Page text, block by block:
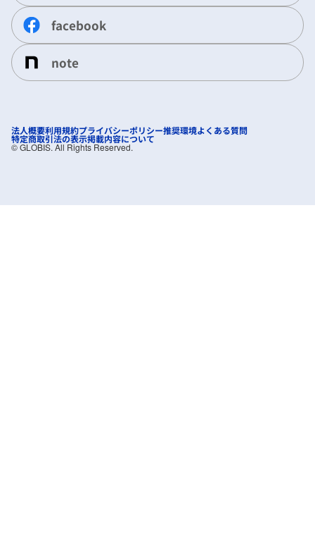
facebook
note
法人概要利用規約プライバシーポリシー推奨環境よくある質問
特定商取引法の表示掲載内容について
©︎ GLOBIS. All Rights Reserved.